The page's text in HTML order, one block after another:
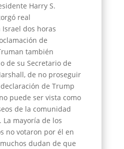
Harry S.
real
dos horas
de
también
de su Secretario de
de no proseguir
de Trump
puede ser vista como
de la comunidad
La mayoría de los
no votaron por él en
dudan de que